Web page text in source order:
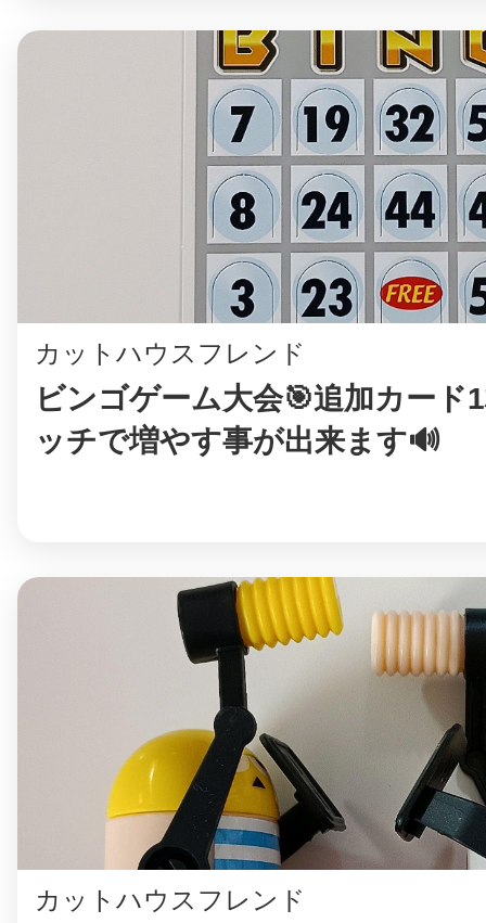
カットハウスフレンド
ビンゴゲーム大会🎯追加カード
ッチで増やす事が出来ます🔊
カットハウスフレンド
まちのコイン
お知らせ
ヘルプ
お問い合わせ
プライバシーポ
©︎ KAYAC Inc. All